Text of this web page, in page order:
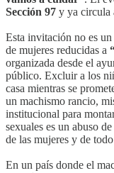
Sección 97 y ya circula
Esta invitación no es
de mujeres reducidas a
organizada desde el
público. Excluir a los
casa mientras se
un machismo rancio,
institucional para
sexuales es un abuso
de las mujeres y de
En un país donde el